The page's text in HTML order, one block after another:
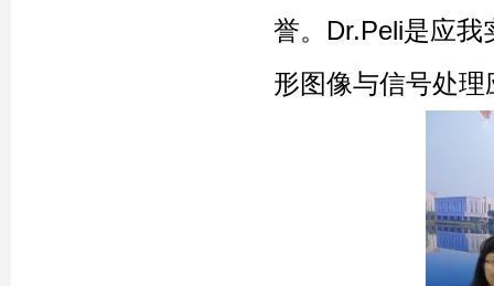
誉。Dr.Peli是应我
形图像与信号处理